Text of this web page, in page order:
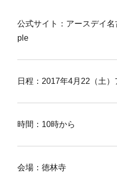
公式サイト：アースデイ
ple
日程：2017年4月22（土
時間：10時から
会場：徳林寺